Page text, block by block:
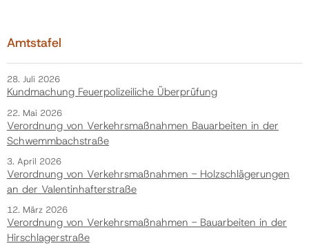
Amtstafel
28. Juli 2026
Kundmachung Feuerpolizeiliche Überprüfung
22. Mai 2026
Verordnung von Verkehrsmaßnahmen Bauarbeiten in der
Schwemmbachstraße
3. April 2026
Verordnung von Verkehrsmaßnahmen - Holzschlägerungen
an der Valentinhafterstraße
12. März 2026
Verordnung von Verkehrsmaßnahmen - Bauarbeiten in der
Hirschlagerstraße